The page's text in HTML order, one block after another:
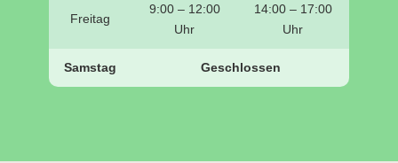
Freitag
9:00 – 12:00
Uhr
14:00 – 17:00
Uhr
Samstag Geschlossen